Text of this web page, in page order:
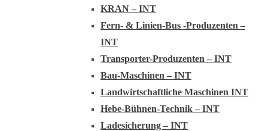
KRAN – INT
Fern- & Linien-Bus -Produzenten –
INT
Transporter-Produzenten – INT
Bau-Maschinen – INT
Landwirtschaftliche Maschinen INT
Hebe-Bühnen-Technik – INT
Ladesicherung – INT